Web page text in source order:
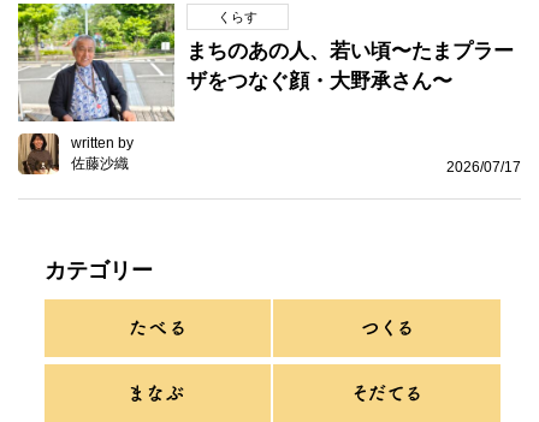
くらす
まちのあの人、若い頃〜たまプラー
ザをつなぐ顔・大野承さん〜
written by
佐藤沙織
2026/07/17
カテゴリー